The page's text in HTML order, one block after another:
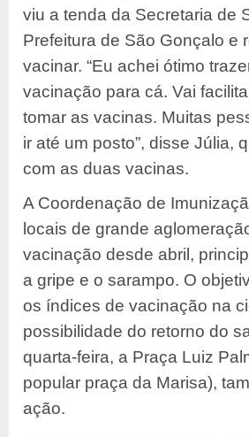
viu a tenda da Secretaria de
Prefeitura de São Gonçalo e
vacinar. “Eu achei ótimo
vacinação para cá. Vai
tomar as vacinas. Muitas
ir até um posto”, disse Júlia,
com as duas vacinas.
A Coordenação de
locais de grande
vacinação desde abril,
a gripe e o sarampo. O
os índices de vacinação na
possibilidade do retorno do
quarta-feira, a Praça Luiz
popular praça da Marisa),
ação.